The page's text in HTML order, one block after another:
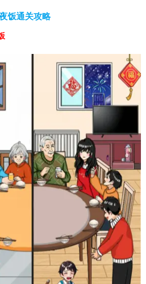
饭通关攻略